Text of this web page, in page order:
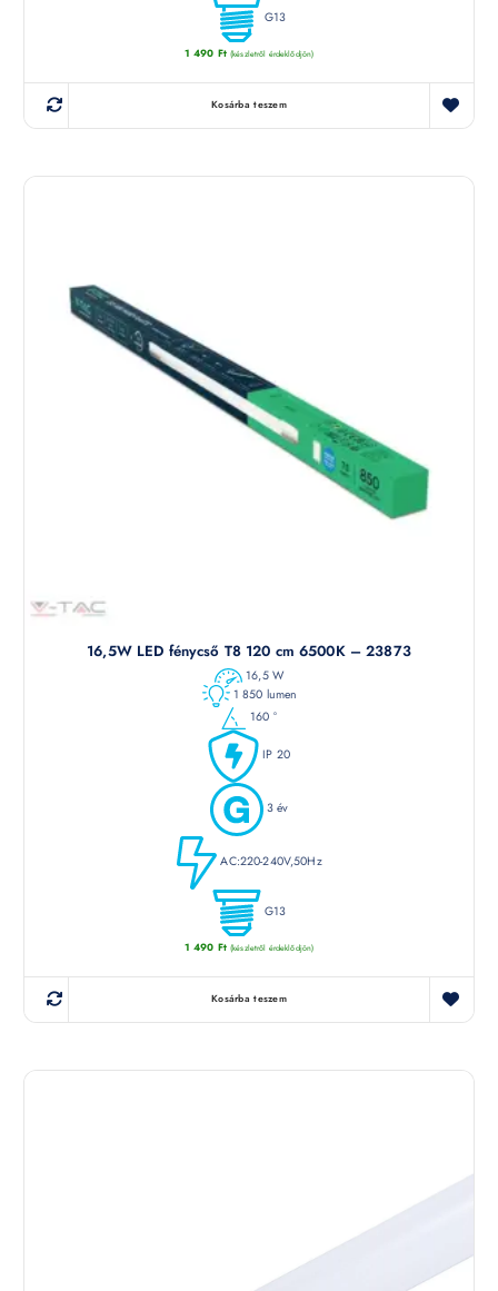
G13
1 490 Ft (készletről érdeklődjön)
Kosárba teszem
16,5W LED fénycső T8 120 cm 6500K – 23873
16,5 W
1 850 lumen
160 °
IP 20
3 év
AC:220-240V,50Hz
G13
1 490 Ft (készletről érdeklődjön)
Kosárba teszem